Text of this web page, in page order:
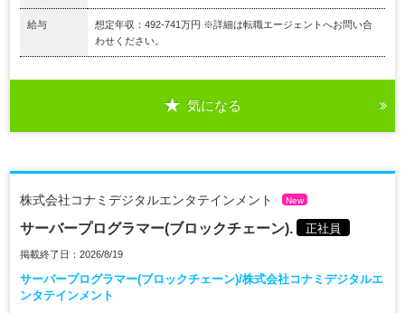
給与
想定年収：492-741万円 ※詳細は転職エージェントへお問い合
わせください。
気になる
株式会社コナミデジタルエンタテインメント New
サーバープログラマー(ブロックチェーン). 正社員
掲載終了日：2026/8/19
サーバープログラマー(ブロックチェーン)/株式会社コナミデジタルエ
ンタテインメント